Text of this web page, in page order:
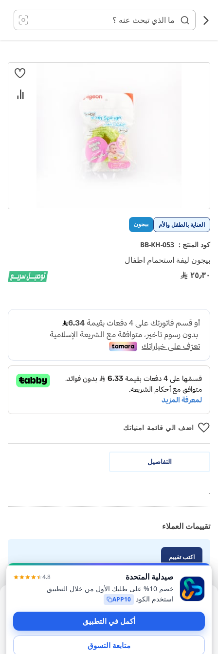
المحتوى
العناية بالطفل والأم بيجون
كود المنتج : BB-KH-053
بيجون ليفة استحمام اطفال
٢٥٫٣٠
عذرًا، هذا المنتج غير متوفر حاليًا
ابحث عن منتج مشابه
اضف الي قائمة امنياتك
انتقل
تخطي
إلى
بداية
معرض
الصور
التفاصيل
.
تقييمات العملاء
اكتب تقييم